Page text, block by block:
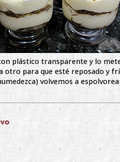
plástico transparente y lo
otro para que esté reposado y
volvemos a